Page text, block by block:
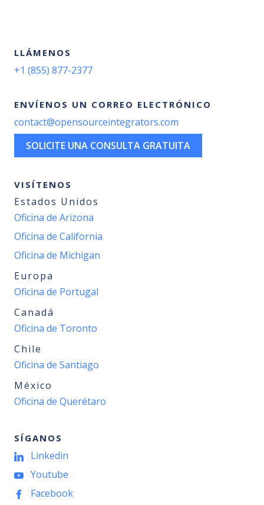
LLÁMENOS
+1 (855) 877-2377
ENVÍENOS UN CORREO ELECTRÓNICO
contact@opensourceintegrators.com
SOLICITE UNA CONSULTA GRATUITA
VISÍTENOS
Estados Unidos
Oficina de Arizona
Oficina de California
Oficina de Michigan
Europa
Oficina de Portugal
Canadá
Oficina de Toronto
Chile
Oficina de Santiago
México
Oficina de Querétaro
SÍGANOS
Linkedin
Youtube
Facebook